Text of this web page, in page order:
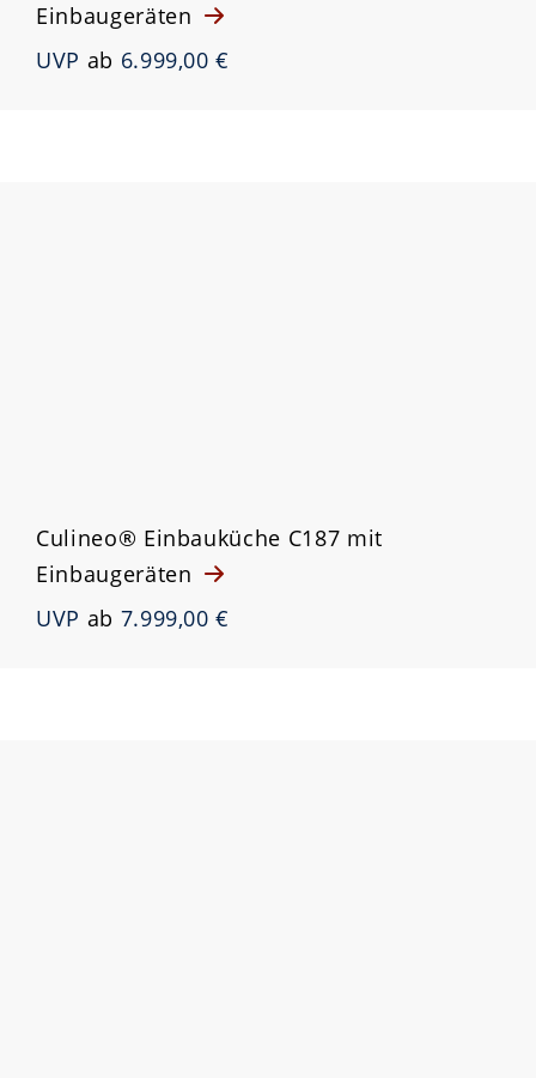
Einbaugeräten
UVP ab 6.999,00 €
Culineo® Einbauküche C187 mit
Einbaugeräten
UVP ab 7.999,00 €